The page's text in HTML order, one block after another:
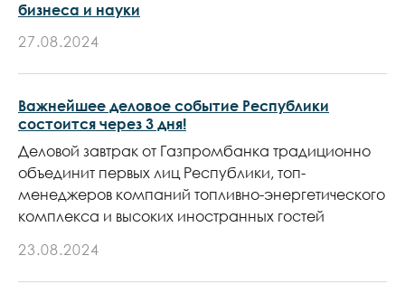
бизнеса и науки
27.08.2024
Важнейшее деловое событие Республики
состоится через 3 дня!
Деловой завтрак от Газпромбанка традиционно
объединит первых лиц Республики, топ-
менеджеров компаний топливно-энергетического
комплекса и высоких иностранных гостей
23.08.2024